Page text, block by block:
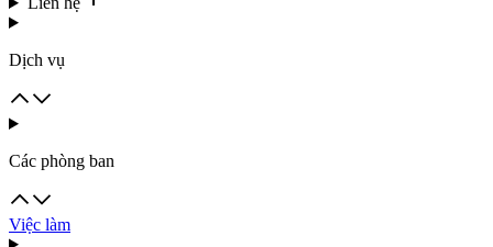
Dịch vụ
Các phòng ban
Việc làm